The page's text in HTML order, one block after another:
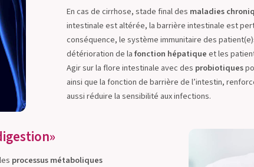
En cas de cirrhose, stade final des maladies
intestinale est altérée, la barrière intestinale est
conséquence, le système immunitaire des
détérioration de lafonction hépatiqueet les
Agir sur la flore intestinale avec des probiotiques
ainsi que la fonction de barrière de l’intestin,
aussi réduire la sensibilité aux infections.
processus métaboliques